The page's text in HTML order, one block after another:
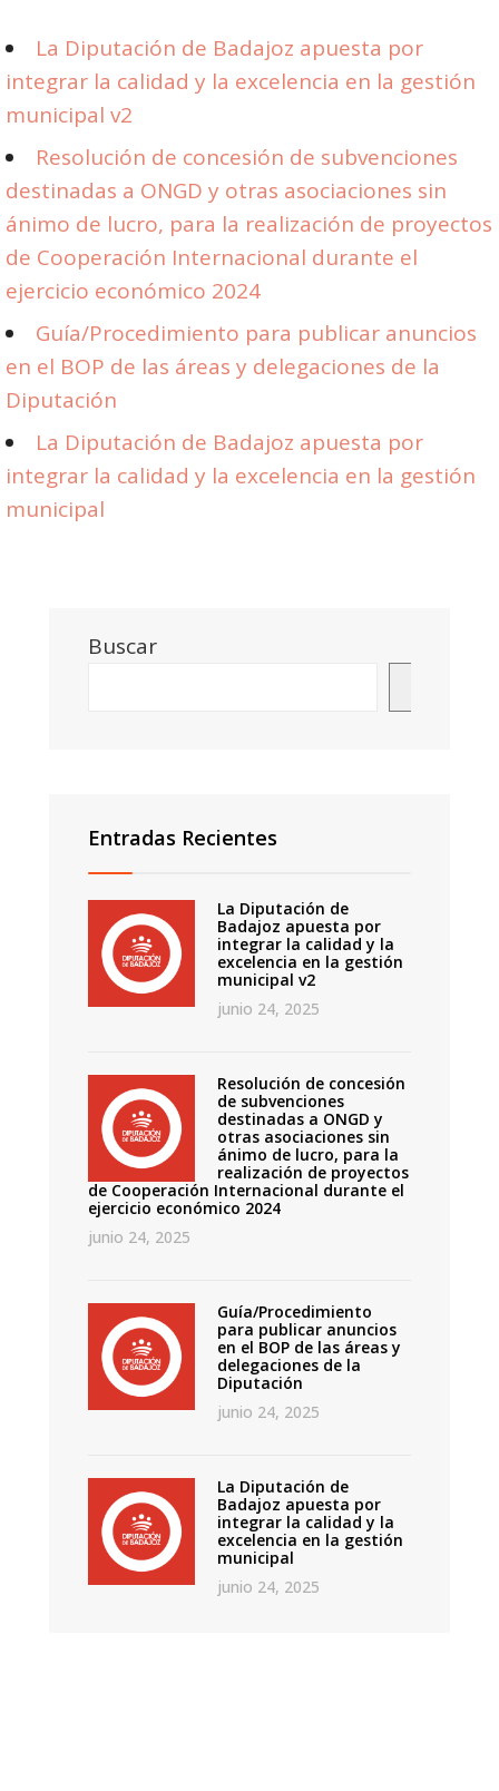
La Diputación de Badajoz apuesta por
integrar la calidad y la excelencia en la gestión
municipal v2
Resolución de concesión de subvenciones
destinadas a ONGD y otras asociaciones sin
ánimo de lucro, para la realización de proyectos
de Cooperación Internacional durante el
ejercicio económico 2024
Guía/Procedimiento para publicar anuncios
en el BOP de las áreas y delegaciones de la
Diputación
La Diputación de Badajoz apuesta por
integrar la calidad y la excelencia en la gestión
municipal
Buscar
Entradas Recientes
La Diputación de
Badajoz apuesta por
integrar la calidad y la
excelencia en la gestión
municipal v2
junio 24, 2025
Resolución de concesión
de subvenciones
destinadas a ONGD y
otras asociaciones sin
ánimo de lucro, para la
realización de proyectos
de Cooperación Internacional durante el
ejercicio económico 2024
junio 24, 2025
Guía/Procedimiento
para publicar anuncios
en el BOP de las áreas y
delegaciones de la
Diputación
junio 24, 2025
La Diputación de
Badajoz apuesta por
integrar la calidad y la
excelencia en la gestión
municipal
junio 24, 2025